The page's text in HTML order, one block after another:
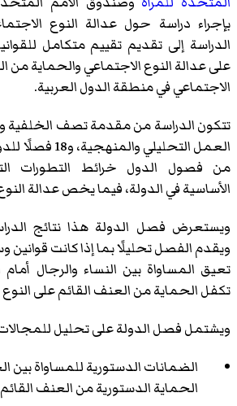
بإجراء دراسة حول عدالة النوع
الدراسة إلى تقديم تقييم متكامل
على عدالة النوع الاجتماعي والحماية من
الاجتماعي في منطقة الدول العربية.
تتكون الدراسة من مقدمة تصف الخلفية
العمل التحليلي
من فصول الدول خرائط التطورات
الأساسية في الدولة، فيما يخص عدالة
ويستعرض فصل الدولة هذا نتائج
ويقدم الفصل تحليلًا بما إذا كانت قوانين
تعيق المساواة بين النساء والرجال أمام
تكفل الحماية من العنف القائم على
ويشتمل فصل الدولة على تحليل للمجالات
الضمانات الدستورية للمساواة بين
الحماية الدستورية من العنف